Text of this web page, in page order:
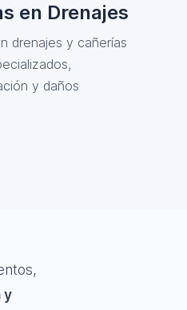
en Drenajes
drenajes y cañerías
y daños
y